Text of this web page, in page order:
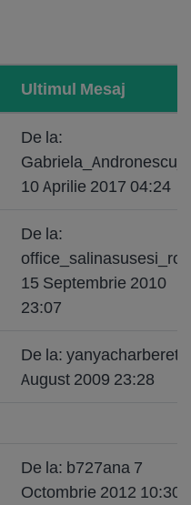
Ultimul Mesaj
De la:
10 Aprilie 2017 04:24
De la:
office_salinasusesi_ro
15 Septembrie 2010
23:07
De la: yanyacharberet 9
August 2009 23:28
De la: b727ana 7
Octombrie 2012 10:30